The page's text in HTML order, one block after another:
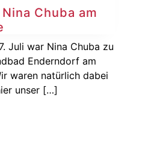
Chuba am
Juli war Nina Chuba zu
Enderndorf am
waren natürlich dabei
unser […]